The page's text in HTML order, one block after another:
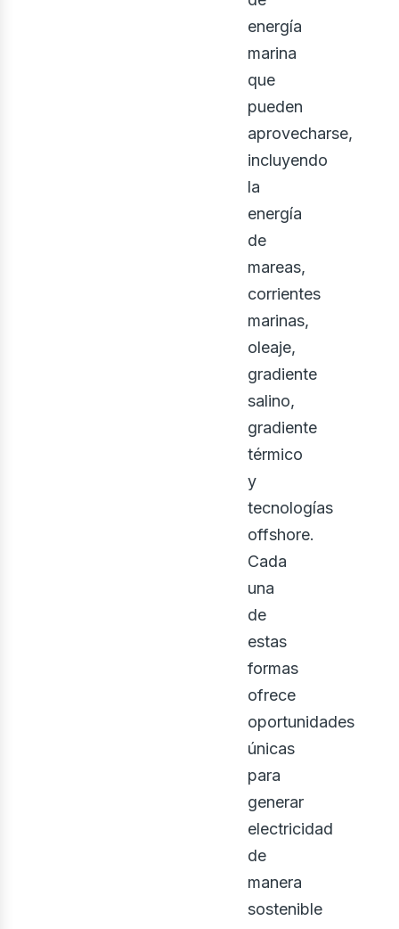
energía
marina
que
pueden
aprovecharse,
incluyendo
la
energía
de
mareas,
corrientes
marinas,
oleaje,
gradiente
salino,
gradiente
térmico
y
tecnologías
offshore.
Cada
una
de
estas
formas
ofrece
oportunidades
únicas
para
generar
electricidad
de
manera
sostenible